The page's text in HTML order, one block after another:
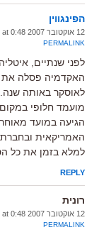
הפינגווין
12 אוקטובר 2007 at 0:48
PERMALINK
האקדמיה פסלה את
לאוסקר באותה שנה.
מועמד חלופי
הגיעה במועד
האמריקאית
למלא בזמן את כל
REPLY
רונית
12 אוקטובר 2007 at 0:48
PERMALINK